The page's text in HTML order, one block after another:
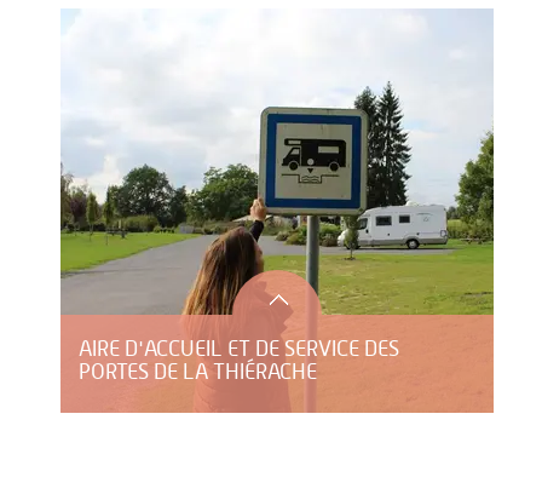
AIRE D'ACCUEIL ET DE SERVICE DES
PORTES DE LA THIÉRACHE